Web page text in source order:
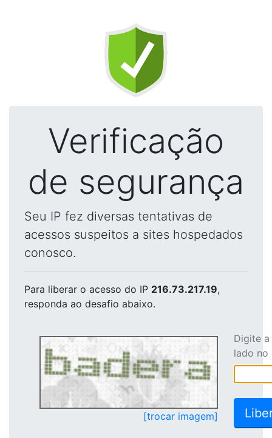
Verificação
de segurança
Seu IP fez diversas tentativas de
acessos suspeitos a sites hospedados
conosco.
Para liberar o acesso do IP 216.73.217.19,
responda ao desafio abaixo.
[trocar imagem]
Digite
lado no